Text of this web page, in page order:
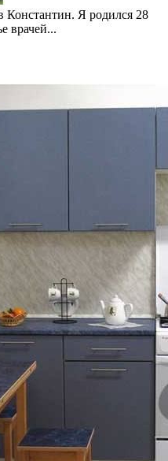
Константин. Я родился 28
врачей...